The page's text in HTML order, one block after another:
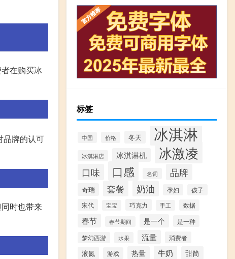
在购买冰
品牌的认可
时也带来
标签
中国 价格 冬天 冰淇淋
冰淇淋店 冰淇淋机 冰激凌
口味 口感 名词 品牌
奇瑞 套餐 奶油 孕妇 孩子
宋代 宝宝 巧克力 手工 数据
春节 春节期间 是一个 是一种
梦幻西游 水果 流量 消费者
液氮 游戏 热量 牛奶
甜筒